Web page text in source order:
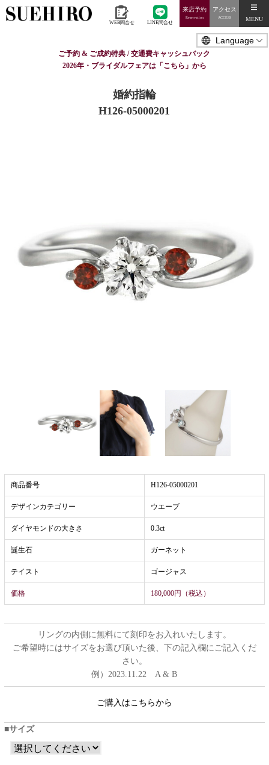
WEB問合せ LINE問合せ
来店予約
Reservation
アクセス
ACCESS MENU
ご予約 & ご成約特典 / 交通費キャッシュバック
2026年・ブライダルフェアは「こちら」から
婚約指輪
H126-05000201
商品番号 H126-05000201
デザインカテゴリー ウエーブ
ダイヤモンドの大きさ 0.3ct
誕生石 ガーネット
テイスト ゴージャス
価格 180,000円（税込）
リングの内側に無料にて刻印をお入れいたします。
ご希望時にはサイズをお選び頂いた後、下の記入欄にご記入くだ
さい。
例）2023.11.22 A & B
ご購入はこちらから
サイズ